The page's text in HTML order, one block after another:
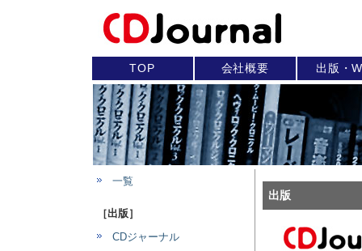
TOP 会社概要 出版・
一覧
［出版］
CDジャーナル
出版